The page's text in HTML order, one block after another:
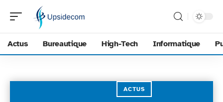
Actus Bureautique High-Tech Informatique
ACTUS